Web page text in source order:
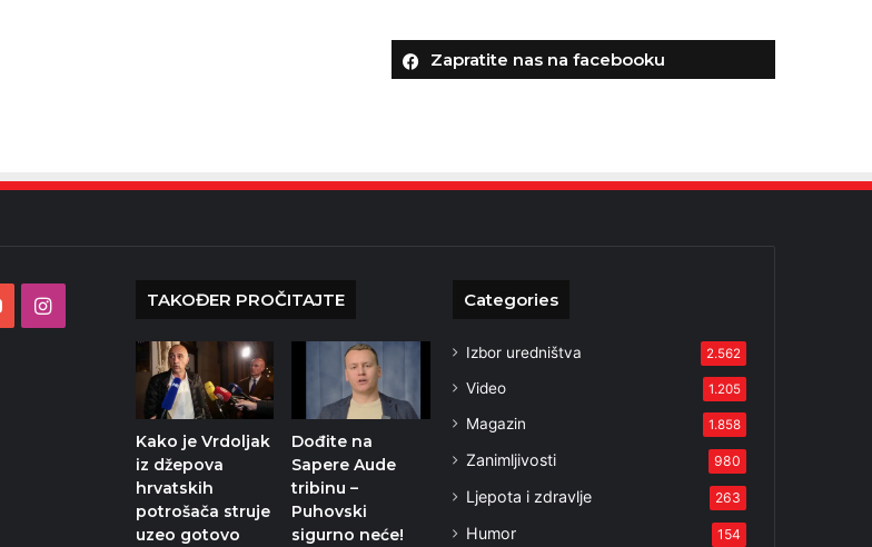
Zapratite nas na facebooku
YouTubeInstagram TAKOĐER PROČITAJTE
Kako je Vrdoljak
iz džepova
hrvatskih
potrošača struje
uzeo gotovo
Dođite na
Sapere Aude
tribinu –
Puhovski
sigurno neće!
Categories
Izbor uredništva 2.562
Video 1.205
Magazin 1.858
Zanimljivosti 980
Ljepota i zdravlje 263
Humor 154